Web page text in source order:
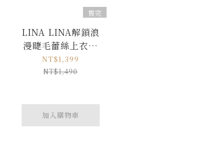
售完
LINA LINA解鎖浪
漫睫毛蕾絲上衣短
裙兩件組-奶油杏
NT$1,399
NT$1,490
加入購物車